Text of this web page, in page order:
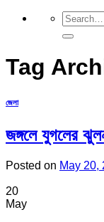
Tag
জেলা
জঙ্গলে যুগলের
Posted on May 20,
20
May